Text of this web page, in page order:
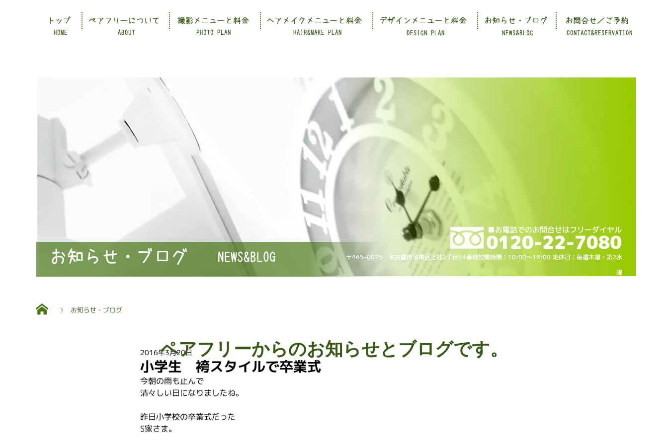
CONTACT&RESERVATION
HOME ABOUT PHOTO PLAN HAIR&MAKE PLAN DESIGN PLAN NEWS&BLOG
トップ ペアフリーについて 撮影メニューと料金 ヘアメイクメニューと料金 デザインメニューと料金 お知らせ・ブログ お問合せ／ご予約
〒465-0025 名古屋市名東区上社2丁目54番地営業時間：10:00～18:00 定休日：毎週木曜・第2水
曜
NEWS&BLOG
お知らせ・ブログ
お知らせ・ブログ
小学生 袴スタイルで卒業式
2016年3月20日
今朝の雨も止んで
清々しい日になりましたね。
昨日小学校の卒業式だった
S家さま。
ペアフリーからのお知らせとブログです。